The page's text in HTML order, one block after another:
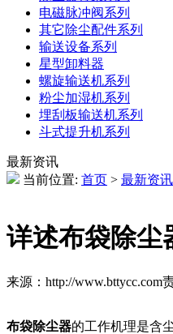
电磁脉冲阀系列
其它除尘配件系列
输送设备系列
星型卸料器
螺旋输送机系列
粉尘加湿机系列
埋刮板输送机系列
斗式提升机系列
最新资讯
当前位置: 首页 > 最新资讯
详述布袋除尘
来源：http://www.bttycc.com
布袋除尘器的工作机理是含